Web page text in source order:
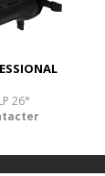
26°